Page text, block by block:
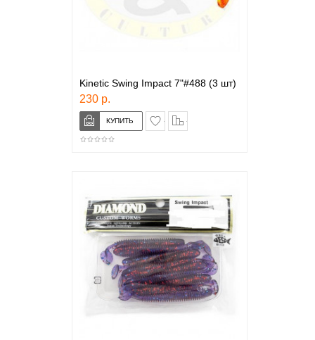
Kinetic Swing Impact 7"#488 (3 шт)
230 р.
в закладки